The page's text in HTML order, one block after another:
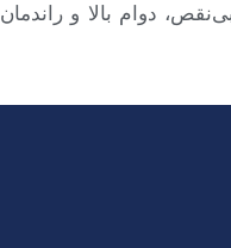
دوام بالا و راندمان